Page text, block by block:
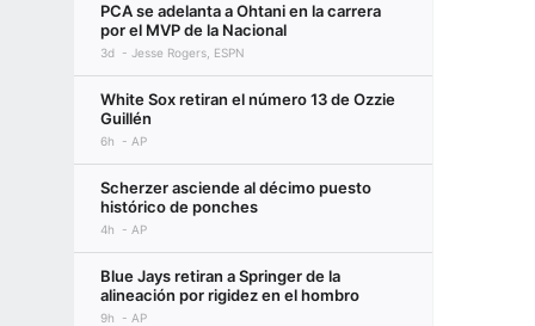
PCA se adelanta a Ohtani en la carrera
por el MVP de la Nacional
3d Jesse Rogers, ESPN
White Sox retiran el número 13 de Ozzie
Guillén
6h AP
Scherzer asciende al décimo puesto
histórico de ponches
4h AP
Blue Jays retiran a Springer de la
alineación por rigidez en el hombro
9h AP